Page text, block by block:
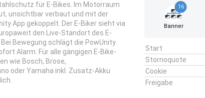
für E-Bikes. Im Motorraum
unsichtbar verbaut und mit der
App gekoppelt. Der E-Biker sieht via
den Live-Standort des E-
Bei Bewegung schlägt die PowUnity
Alarm. Für alle gängigen E-Bike-
wie Bosch, Brose,
oder Yamaha inkl. Zusatz-Akku
16
Banner
Start
Stornoquote
Cookie
Freigabe